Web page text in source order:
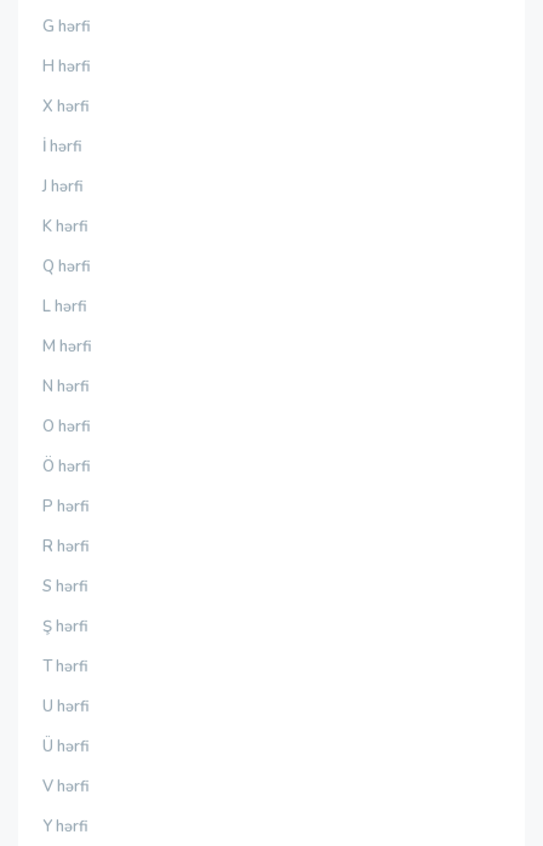
G hərfi
H hərfi
X hərfi
İ hərfi
J hərfi
K hərfi
Q hərfi
L hərfi
M hərfi
N hərfi
O hərfi
Ö hərfi
P hərfi
R hərfi
S hərfi
Ş hərfi
T hərfi
U hərfi
Ü hərfi
V hərfi
Y hərfi